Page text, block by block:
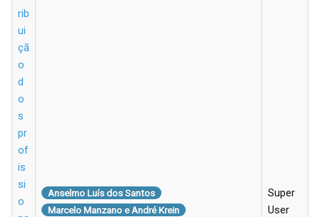
rib
ui
çã
o
d
o
s
pr
of
is
si
o
Anselmo Luís dos Santos
Marcelo Manzano e André Krein
Super
User